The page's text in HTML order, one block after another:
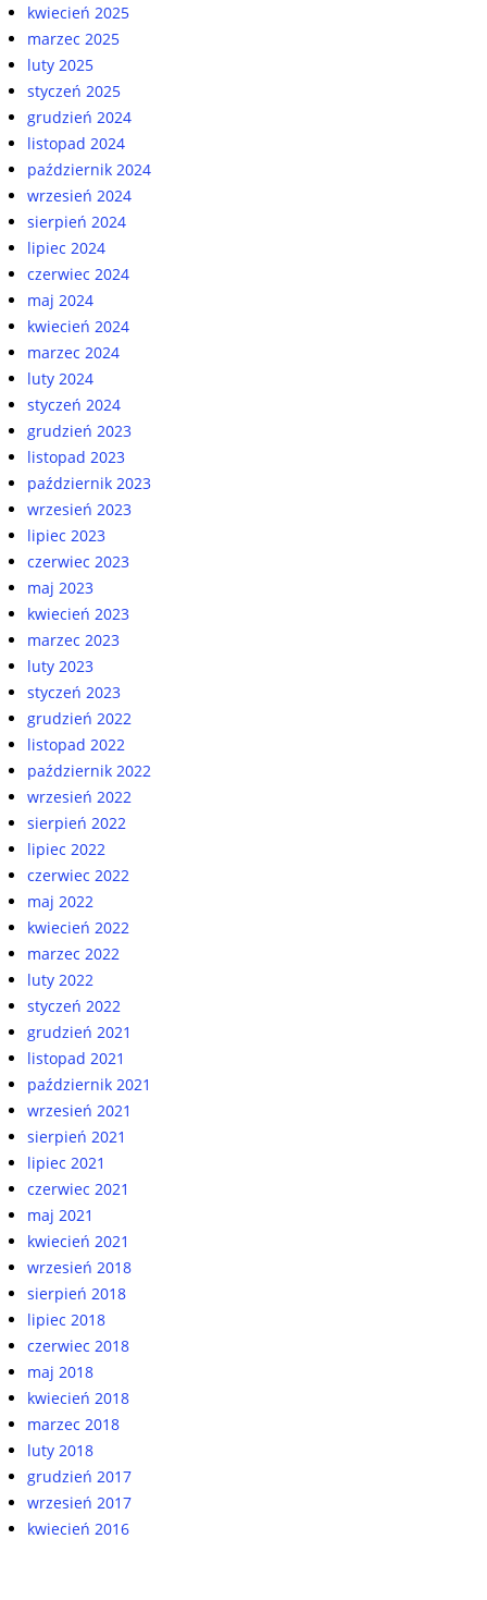
kwiecień 2025
marzec 2025
luty 2025
styczeń 2025
grudzień 2024
listopad 2024
październik 2024
wrzesień 2024
sierpień 2024
lipiec 2024
czerwiec 2024
maj 2024
kwiecień 2024
marzec 2024
luty 2024
styczeń 2024
grudzień 2023
listopad 2023
październik 2023
wrzesień 2023
lipiec 2023
czerwiec 2023
maj 2023
kwiecień 2023
marzec 2023
luty 2023
styczeń 2023
grudzień 2022
listopad 2022
październik 2022
wrzesień 2022
sierpień 2022
lipiec 2022
czerwiec 2022
maj 2022
kwiecień 2022
marzec 2022
luty 2022
styczeń 2022
grudzień 2021
listopad 2021
październik 2021
wrzesień 2021
sierpień 2021
lipiec 2021
czerwiec 2021
maj 2021
kwiecień 2021
wrzesień 2018
sierpień 2018
lipiec 2018
czerwiec 2018
maj 2018
kwiecień 2018
marzec 2018
luty 2018
grudzień 2017
wrzesień 2017
kwiecień 2016